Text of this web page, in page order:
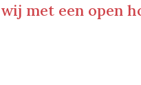
met een open